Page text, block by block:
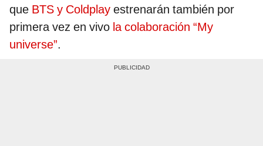
que BTS y Coldplay estrenarán también por
primera vez en vivo la colaboración “My
universe”.